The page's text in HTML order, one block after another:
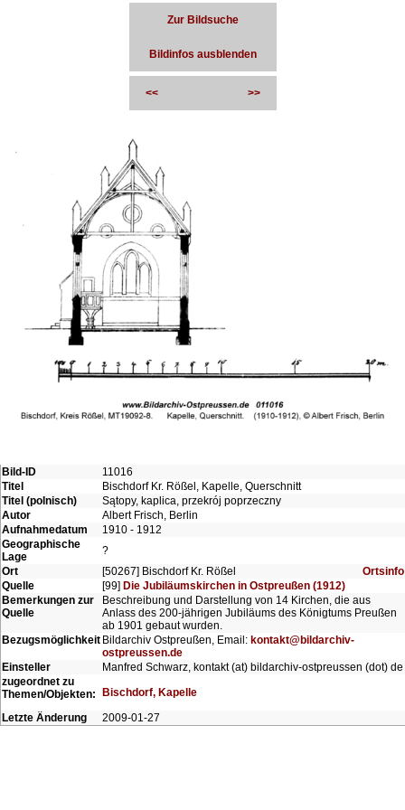
Zur Bildsuche
Bildinfos ausblenden
<< >>
Bild-ID
11016
Titel
Bischdorf Kr. Rößel, Kapelle, Querschnitt
Titel (polnisch)
Sątopy, kaplica, przekrój poprzeczny
Autor
Albert Frisch, Berlin
Aufnahmedatum
1910 - 1912
Geographische
Lage
?
Ort
[50267] Bischdorf Kr. Rößel
Ortsinfo
Quelle
[99] Die Jubiläumskirchen in Ostpreußen (1912)
Bemerkungen zur
Quelle
Beschreibung und Darstellung von 14 Kirchen, die aus
Anlass des 200-jährigen Jubiläums des Königtums Preußen
ab 1901 gebaut wurden.
Bezugsmöglichkeit Bildarchiv Ostpreußen, Email: kontakt@bildarchiv-
ostpreussen.de
Einsteller
Manfred Schwarz, kontakt (at) bildarchiv-ostpreussen (dot) de
zugeordnet zu
Themen/Objekten:
Bischdorf, Kapelle
Letzte Änderung
2009-01-27